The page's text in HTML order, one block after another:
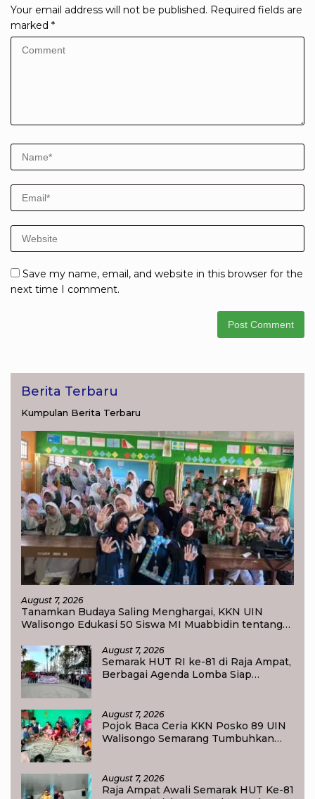
Your email address will not be published. Required fields are
marked *
Save my name, email, and website in this browser for the
next time I comment.
Berita Terbaru
Kumpulan Berita Terbaru
August 7, 2026
Tanamkan Budaya Saling Menghargai, KKN UIN
Walisongo Edukasi 50 Siswa MI Muabbidin tentang
August 7, 2026
Semarak HUT RI ke-81 di Raja Ampat,
Berbagai Agenda Lomba Siap
August 7, 2026
Pojok Baca Ceria KKN Posko 89 UIN
Walisongo Semarang Tumbuhkan
August 7, 2026
Raja Ampat Awali Semarak HUT Ke-81